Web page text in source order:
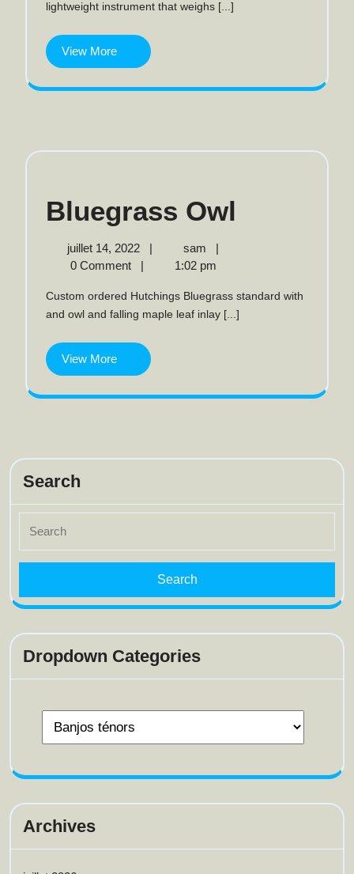
lightweight instrument that weighs [...]
View More
View
More
Bluegrass Owl
juillet 14, 2022
juillet
14,
| sam
Bluegrass
Owl
|
0 Comment
| 1:02 pm
Custom ordered Hutchings Bluegrass standard with
and owl and falling maple leaf inlay [...]
View More
View
More
Search
for:
Dropdown Categories
Archives